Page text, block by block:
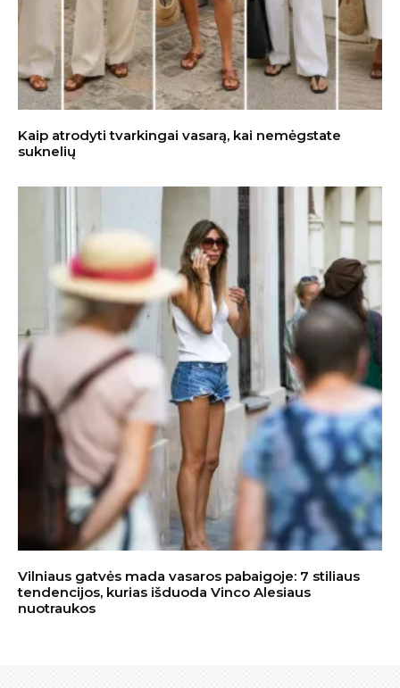
Kaip atrodyti tvarkingai vasarą, kai nemėgstate
suknelių
Vilniaus gatvės mada vasaros pabaigoje: 7 stiliaus
tendencijos, kurias išduoda Vinco Alesiaus
nuotraukos